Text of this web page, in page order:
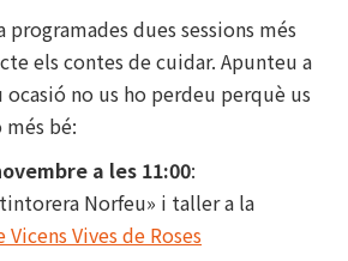
dues sessions més
els contes de cuidar. Apunteu a
ocasió no us ho perdeu perquè us
més bé:
a les 11:00:
Norfeu» i taller a la
Vives de Roses